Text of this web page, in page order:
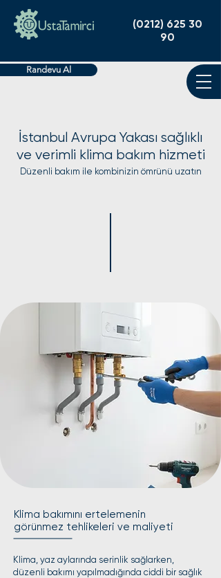
(0212) 625 30
90
Randevu Al
İstanbul Avrupa Yakası sağlıklı
ve verimli klima bakım hizmeti
Düzenli bakım ile kombinizin ömrünü uzatın
Klima, yaz aylarında serinlik sağlarken,
düzenli bakımı yapılmadığında ciddi bir sağlık
Klima bakımını ertelemenin
görünmez tehlikeleri ve maliyeti